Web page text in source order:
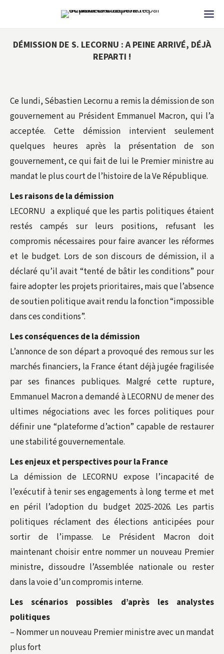
DÉMISSION DE S. LECORNU : A PEINE ARRIVÉ, DÉJÀ
REPARTI !
Ce lundi, Sébastien Lecornu a remis la démission de son
gouvernement au Président Emmanuel Macron, qui l’a
acceptée. Cette démission intervient seulement
quelques heures après la présentation de son
gouvernement, ce qui fait de lui le Premier ministre au
mandat le plus court de l’histoire de la Ve République.
Les raisons de la démission
LECORNU a expliqué que les partis politiques étaient
restés campés sur leurs positions, refusant les
compromis nécessaires pour faire avancer les réformes
et le budget. Lors de son discours de démission, il a
déclaré qu’il avait “tenté de bâtir les conditions” pour
faire adopter les projets prioritaires, mais que l’absence
de soutien politique avait rendu la fonction “impossible
dans ces conditions”.
Les conséquences de la démission
L’annonce de son départ a provoqué des remous sur les
marchés financiers, la France étant déjà jugée fragilisée
par ses finances publiques. Malgré cette rupture,
Emmanuel Macron a demandé à LECORNU de mener des
ultimes négociations avec les forces politiques pour
définir une “plateforme d’action” capable de restaurer
une stabilité gouvernementale.
Les enjeux et perspectives pour la France
La démission de LECORNU expose l’incapacité de
l’exécutif à tenir ses engagements à long terme et met
en péril l’adoption du budget 2025-2026. Les partis
politiques réclament des élections anticipées pour
sortir de l’impasse. Le Président Macron doit
maintenant choisir entre nommer un nouveau Premier
ministre, dissoudre l’Assemblée nationale ou rester
dans la voie d’un compromis interne.
Les scénarios possibles d’après les analystes
politiques
– Nommer un nouveau Premier ministre avec un mandat
plus fort